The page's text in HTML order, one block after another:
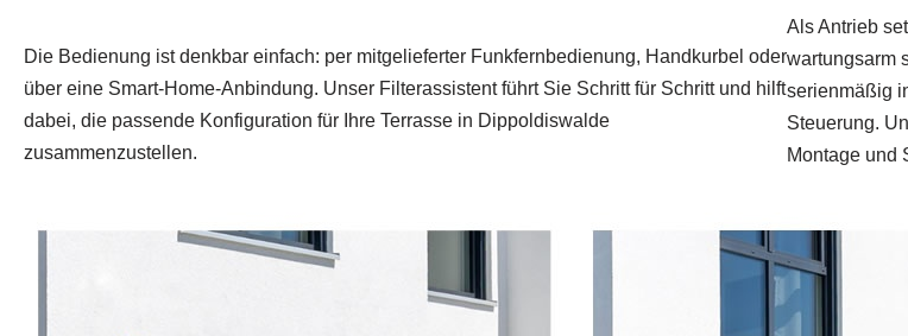
Die Bedienung ist denkbar einfach: per mitgelieferter Funkfernbedienung, Handkurbel oder
über eine Smart‑Home-Anbindung. Unser Filterassistent führt Sie Schritt für Schritt und hilft
dabei, die passende Konfiguration für Ihre Terrasse in Dippoldiswalde
zusammenzustellen.
Als Antrieb
wartungsarm
serienmäßig
Steuerung.
Montage und